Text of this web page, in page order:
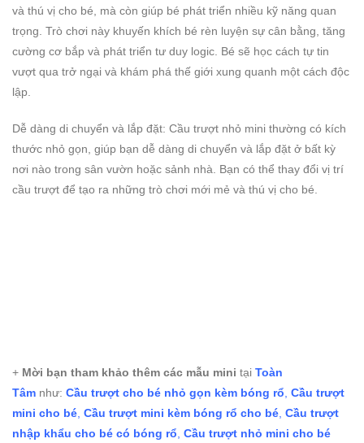
và thú vị cho bé, mà còn giúp bé phát triển nhiều kỹ năng quan
trọng. Trò chơi này khuyến khích bé rèn luyện sự cân bằng, tăng
cường cơ bắp và phát triển tư duy logic. Bé sẽ học cách tự tin
vượt qua trở ngại và khám phá thế giới xung quanh một cách độc
lập.
Dễ dàng di chuyển và lắp đặt: Cầu trượt nhỏ mini thường có kích
thước nhỏ gọn, giúp bạn dễ dàng di chuyển và lắp đặt ở bất kỳ
nơi nào trong sân vườn hoặc sảnh nhà. Bạn có thể thay đổi vị trí
cầu trượt để tạo ra những trò chơi mới mẻ và thú vị cho bé.
+ Mời bạn tham khảo thêm các mẫu mini tại Toàn
Tâm như: Cầu trượt cho bé nhỏ gọn kèm bóng rổ, Cầu trượt
mini cho bé, Cầu trượt mini kèm bóng rổ cho bé, Cầu trượt
nhập khẩu cho bé có bóng rổ, Cầu trượt nhỏ mini cho bé